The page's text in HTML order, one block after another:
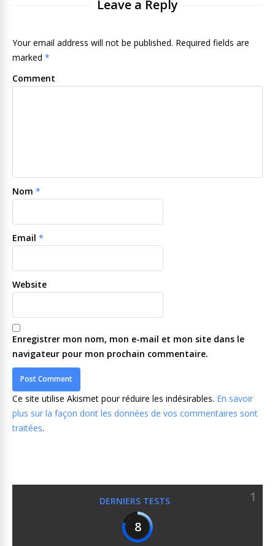
Leave a Reply
Your email address will not be published. Required fields are
marked *
Comment
Nom *
Email *
Website
Enregistrer mon nom, mon e-mail et mon site dans le
navigateur pour mon prochain commentaire.
Ce site utilise Akismet pour réduire les indésirables. En savoir
plus sur la façon dont les données de vos commentaires sont
traitées.
DERNIERS TESTS
1
8